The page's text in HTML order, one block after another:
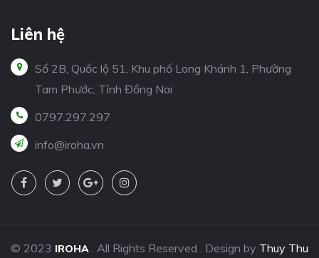
Liên hệ
Số 2B, Quốc lộ 51, Khu phố Long Khánh 1, Phường
Tam Phước, Tỉnh Đồng Nai
0797.297.297
info@iroha.vn
© 2023 IROHA . All Rights Reserved . Design by Thuy Thu